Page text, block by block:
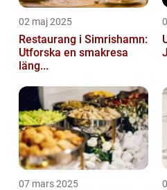
02 maj 2025
Restaurang i Simrishamn:
Utforska en smakresa
läng...
07 mars 2025